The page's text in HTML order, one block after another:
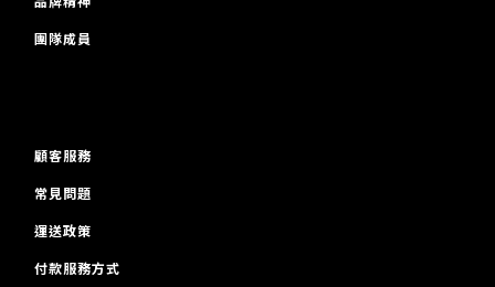
團隊成員
顧客服務
常見問題
運送政策
付款服務方式